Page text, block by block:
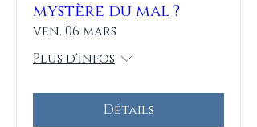
mystère du mal ?
ven. 06 mars
Plus d'infos
Détails